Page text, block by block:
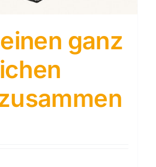
ganz